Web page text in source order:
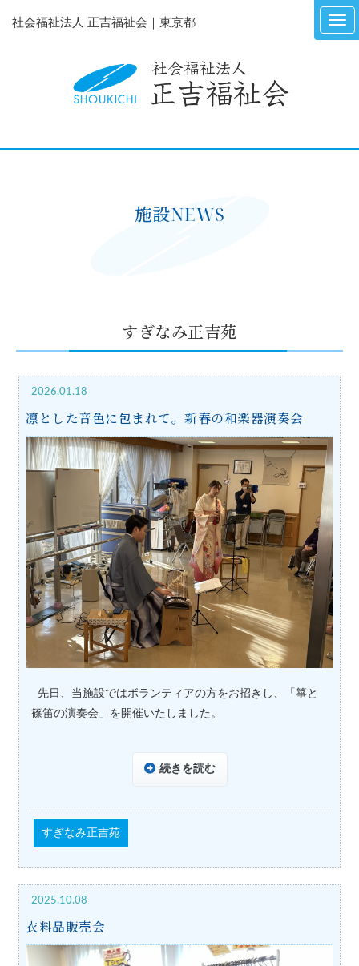
社会福祉法人 正吉福祉会｜東京都
施設NEWS
すぎなみ正吉苑
2026.01.18
凛とした音色に包まれて。新春の和楽器演奏会
先日、当施設ではボランティアの方をお招きし、「箏と
篠笛の演奏会」を開催いたしました。
続きを読む
すぎなみ正吉苑
2025.10.08
衣料品販売会